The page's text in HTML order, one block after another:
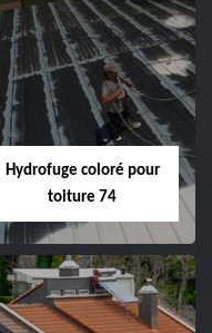
Hydrofuge coloré pour
toiture 74